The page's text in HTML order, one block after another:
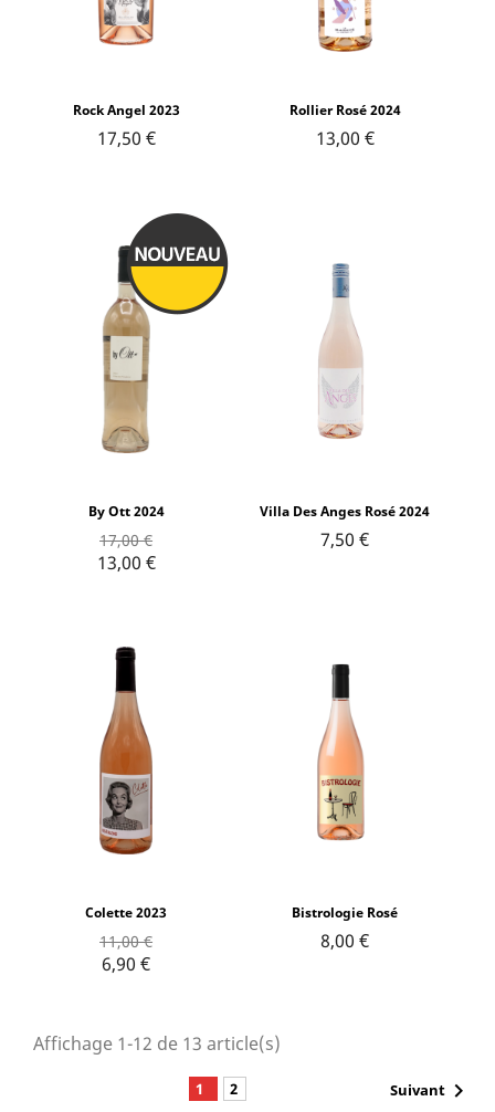
Rock Angel 2023
17,50 €
Rollier Rosé 2024
13,00 €
By Ott 2024
17,00 €
13,00 €
Villa Des Anges Rosé 2024
7,50 €
Colette 2023
11,00 €
6,90 €
Bistrologie Rosé
8,00 €
Affichage 1-12 de 13 article(s)
1 2 Suivant 